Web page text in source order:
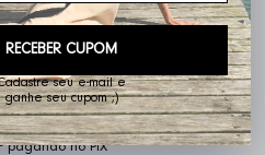
pagando no PIX
seu e-mail e
ganhe seu cupom ;)
RECEBER CUPOM